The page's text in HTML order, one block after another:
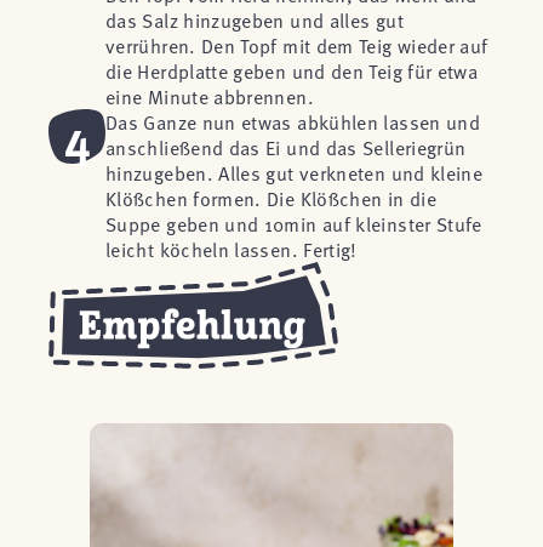
das Salz hinzugeben und alles gut
verrühren. Den Topf mit dem Teig wieder auf
die Herdplatte geben und den Teig für etwa
eine Minute abbrennen.
4
Das Ganze nun etwas abkühlen lassen und
anschließend das Ei und das Selleriegrün
hinzugeben. Alles gut verkneten und kleine
Klößchen formen. Die Klößchen in die
Suppe geben und 10min auf kleinster Stufe
leicht köcheln lassen. Fertig!